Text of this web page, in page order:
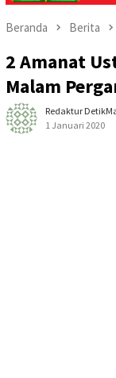
Beranda Berita
2 Amanat
Malam
Redaktur
1 Januari 2020